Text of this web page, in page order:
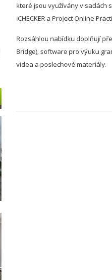
které jsou využívány v sadách s
iCHECKER a Project Online
Rozsáhlou nabídku doplňují
Bridge), software pro výuku
videa a poslechové materiály.